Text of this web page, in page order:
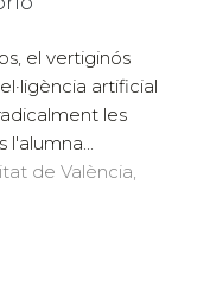
el vertiginós
artificial
les
l'alumna...
de València,